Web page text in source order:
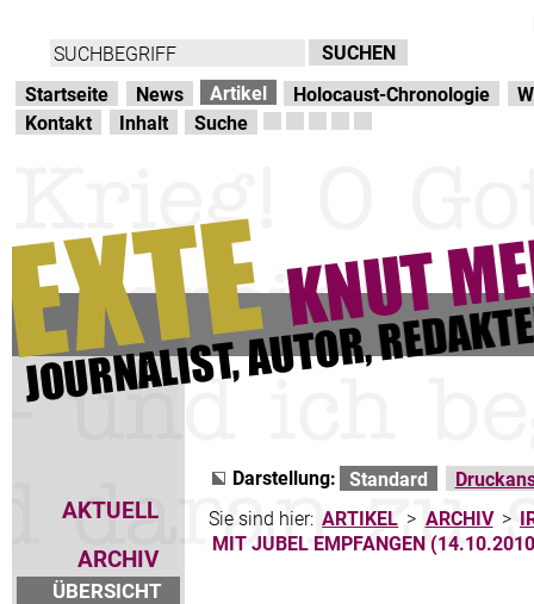
Startseite News Artikel Holocaust-Chronologie
Kontakt
Inhalt Suche
AKTUELL
ARCHIV
ÜBERSICHT
Darstellung: Standard
Sie sind hier: ARTIKEL > ARCHIV >
MIT JUBEL EMPFANGEN